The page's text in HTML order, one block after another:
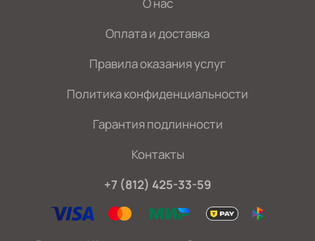
О нас
Оплата и доставка
Правила оказания услуг
Политика конфиденциальности
Гарантия подлинности
Контакты
+7 (812) 425-33-59